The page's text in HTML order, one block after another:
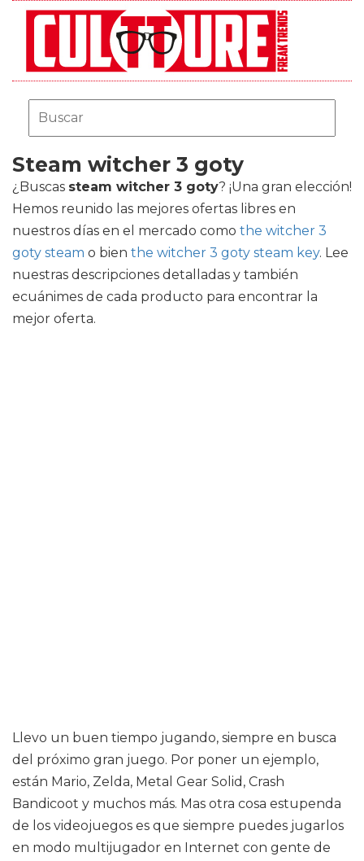
Steam witcher 3 goty
¿Buscas steam witcher 3 goty? ¡Una gran elección!
Hemos reunido las mejores ofertas libres en
nuestros días en el mercado como the witcher 3
goty steam o bien the witcher 3 goty steam key. Lee
nuestras descripciones detalladas y también
ecuánimes de cada producto para encontrar la
mejor oferta.
Llevo un buen tiempo jugando, siempre en busca
del próximo gran juego. Por poner un ejemplo,
están Mario, Zelda, Metal Gear Solid, Crash
Bandicoot y muchos más. Mas otra cosa estupenda
de los videojuegos es que siempre puedes jugarlos
en modo multijugador en Internet con gente de